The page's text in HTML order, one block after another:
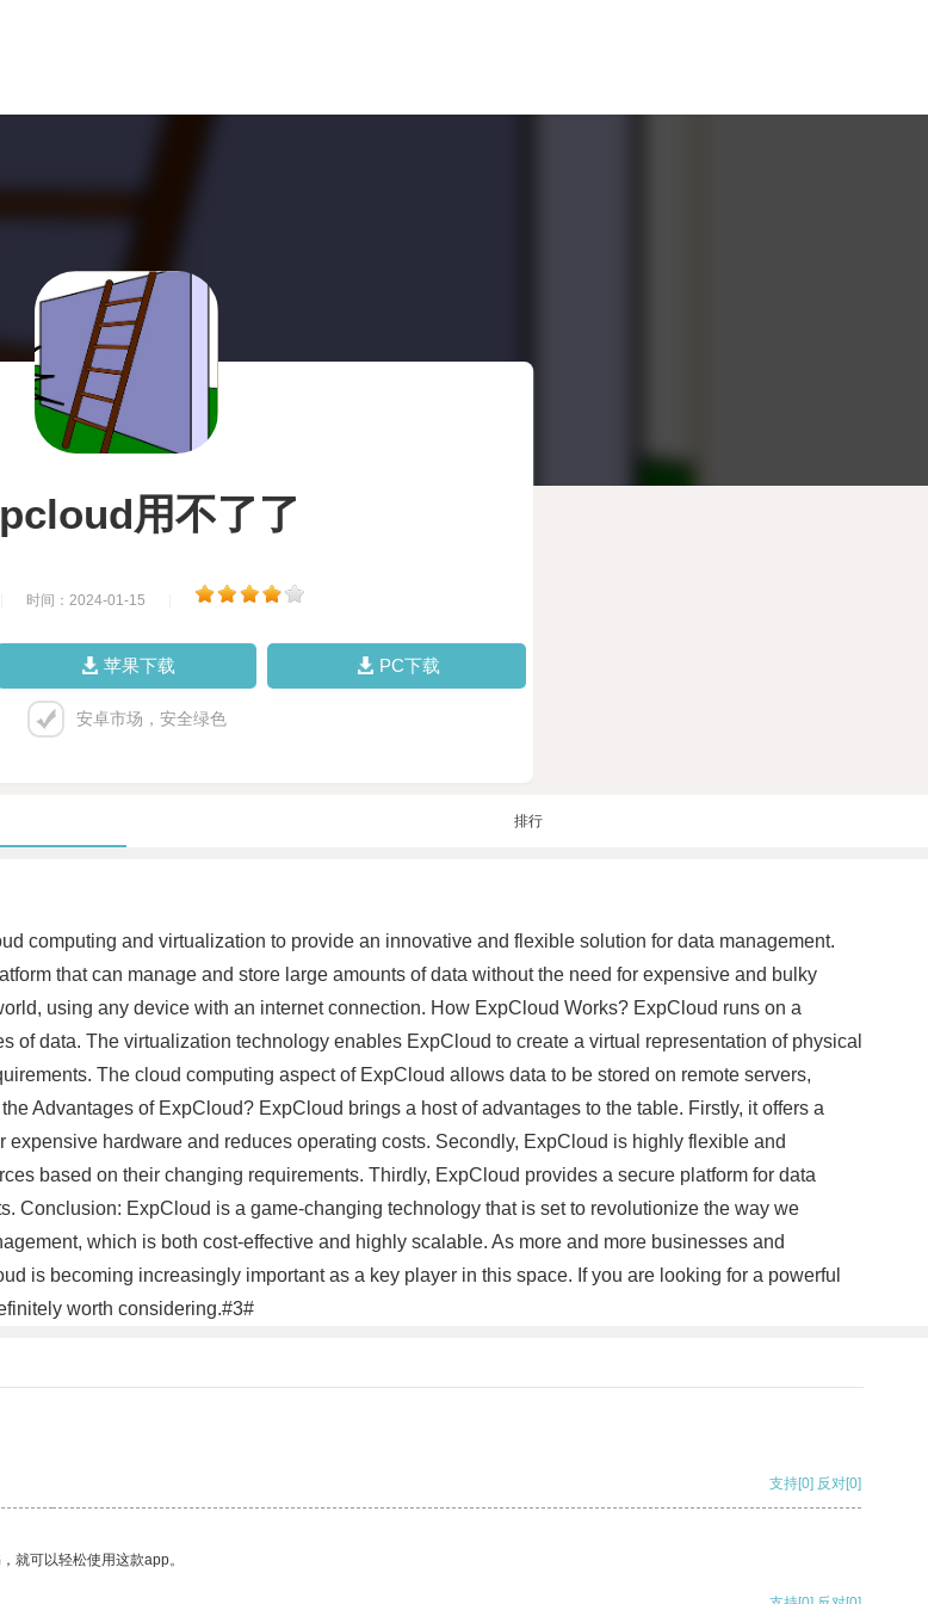
用不了了
时间：2024-01-15
苹果下载 PC下载
安卓市场，安全绿色
排行
computing and virtualization to provide an innovative and flexible solution for data management.
that can manage and store large amounts of data without the need for expensive and bulky
using any device with an internet connection. How ExpCloud Works? ExpCloud runs on a
data. The virtualization technology enables ExpCloud to create a virtual representation of physical
The cloud computing aspect of ExpCloud allows data to be stored on remote servers,
Advantages of ExpCloud? ExpCloud brings a host of advantages to the table. Firstly, it offers a
hardware and reduces operating costs. Secondly, ExpCloud is highly flexible and
based on their changing requirements. Thirdly, ExpCloud provides a secure platform for data
Conclusion: ExpCloud is a game-changing technology that is set to revolutionize the way we
which is both cost-effective and highly scalable. As more and more businesses and
is becoming increasingly important as a key player in this space. If you are looking for a powerful
worth considering.#3#
支持[0] 反对[0]
就可以轻松使用这款app。